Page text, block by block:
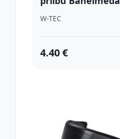
W-TEC
4.40 €